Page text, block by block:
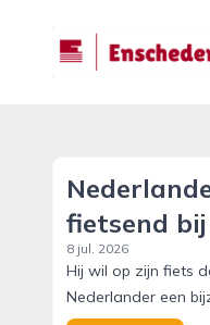
enscheder.nl
fietsend
8 jul. 2026
‎Hij wil op zijn fiets
Nederlander een